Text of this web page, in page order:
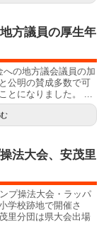
方議員の厚生年
の地方議会議員の加
公明の賛成多数で可
とになりました。 ...
法大会、安茂里
プ操法大会・ラッパ
学校跡地で開催さ
里分団は県大会出場